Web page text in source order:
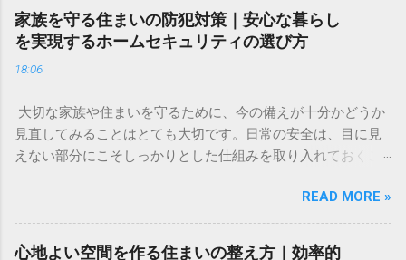
ミングを逃したくない方や、これから新しい挑戦を始めたい
方に適した選択肢といえるでしょう。 ✅ [投資の新しい形を詳
しく見る] ✅ 「将来のために何かしたほうがいいのはわかって
いるけれど、何から始めればいいのかわからない」「今の生
焦りを感じることはありませんか？ 多くの人が一度は頭を悩
ませる「お金」の問題。特に、将来の生活資金やライフイベ
ントに備えるための資産形成は、早い段階から少しずつ取り
しく考えがちな資産形成について、初心者の方でも安心して
取り組める基本的な考え方と、リスクを抑えて賢く資産を守
り、育てるためのコツをわかりやすく解説します。特別な知
家族を守る住まいの防犯対策｜安心な暮らし
を実現するホームセキュリティの選び方
18:06
大切な家族や住まいを守るために、今の備えが十分かどうか
見直してみることはとても大切です。日常の安全は、目に見
えない部分にこそしっかりとした仕組みを取り入れておくこ
キュリティについて「自分たちでできる対策」と「プロの
力」を組み合わせることで、より強固な暮らしの基盤を作る
方法をご紹介します。今の生活環境に合わせた、無理のない
READ MORE »
心地よい空間を作る住まいの整え方｜効率的